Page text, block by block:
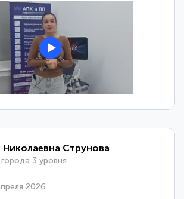
Николаевна Струнова
3 уровня
2026